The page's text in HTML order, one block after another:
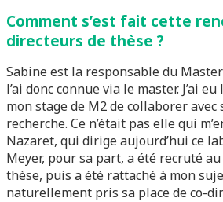
Comment s’est fait cette
directeurs de thèse ?
Sabine est la responsable du
l’ai donc connue via le master. J’ai
mon stage de M2 de collaborer avec
recherche. Ce n’était pas elle qui
Nazaret, qui dirige aujourd’hui ce
Meyer, pour sa part, a été recruté
thèse, puis a été rattaché à mon
naturellement pris sa place de co-